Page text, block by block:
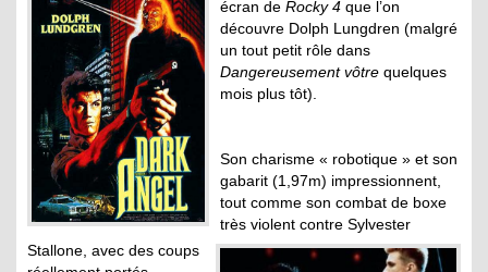
écran de Rocky 4 que l’on
découvre Dolph Lungdren (malgré
un tout petit rôle dans
Dangereusement vôtre quelques
mois plus tôt).
Son charisme « robotique » et son
gabarit (1,97m) impressionnent,
tout comme son combat de boxe
très violent contre Sylvester
Stallone, avec des coups